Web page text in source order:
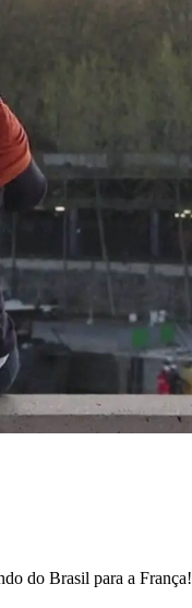
do Brasil para a